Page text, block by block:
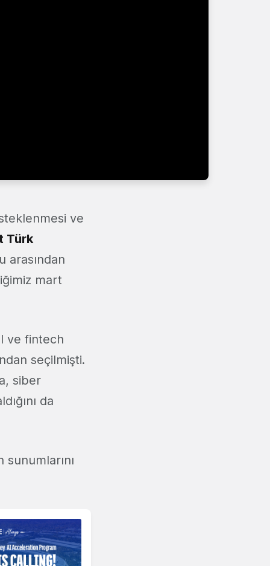
ve
Türk
arasından
mart
ve fintech
seçilmişti.
siber
da
sunumlarını